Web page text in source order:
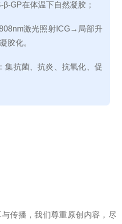
β-GP在体温下自然凝胶；
激光照射ICG→局部升
胶化。
集抗菌、抗炎、抗氧化、促
与传播，我们尊重原创内容，尽